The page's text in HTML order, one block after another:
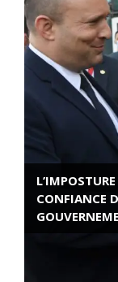
CONFIANCE
ROSE